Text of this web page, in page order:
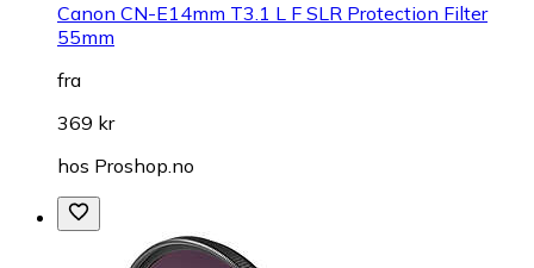
Canon CN-E14mm T3.1 L F SLR Protection Filter
55mm
fra
369 kr
hos Proshop.no